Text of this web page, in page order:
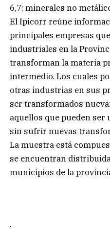
6,7; minerales no
El Ipicorr reúne
principales empresas
industriales en la
transforman la materia
intermedio. Los cuales
otras industrias en sus
ser transformados
aquellos que pueden
sin sufrir nuevas
La muestra está
se encuentran
municipios de la
.